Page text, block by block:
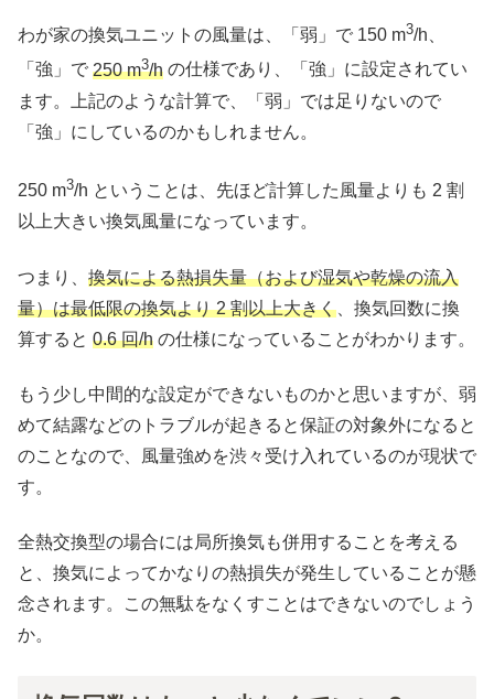
わが家の換気ユニットの風量は、「弱」で 150 m3/h、
「強」で 250 m3/h の仕様であり、「強」に設定されてい
ます。上記のような計算で、「弱」では足りないので
「強」にしているのかもしれません。
250 m3/h ということは、先ほど計算した風量よりも 2 割
以上大きい換気風量になっています。
つまり、 換気による熱損失量（および湿気や乾燥の流入
量）は最低限の換気より 2 割以上大きく 、換気回数に換
算すると 0.6 回/h の仕様になっていることがわかります。
もう少し中間的な設定ができないものかと思いますが、弱
めて結露などのトラブルが起きると保証の対象外になると
のことなので、風量強めを渋々受け入れているのが現状で
す。
全熱交換型の場合には局所換気も併用することを考える
と、換気によってかなりの熱損失が発生していることが懸
念されます。この無駄をなくすことはできないのでしょう
か。